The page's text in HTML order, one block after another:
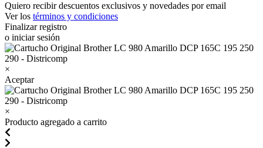
Quiero recibir descuentos exclusivos y novedades por email
Ver los términos y condiciones
Finalizar registro
o iniciar sesión
×
Aceptar
×
Producto agregado a carrito